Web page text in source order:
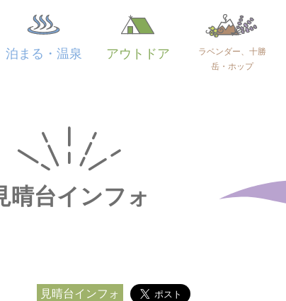
泊まる・温泉 アウトドア
ラベンダー、十勝
岳・ホップ
晴台インフォ
見晴台インフォ